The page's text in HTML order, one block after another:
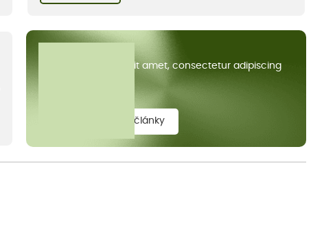
Lorem ipsum dolor sit amet, consectetur adipiscing
zobrazit všechny články